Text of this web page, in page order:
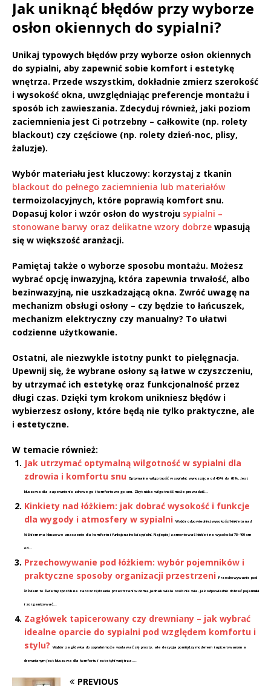
Jak uniknąć błędów przy wyborze
osłon okiennych do sypialni?
Unikaj typowych błędów przy wyborze osłon okiennych
do sypialni, aby zapewnić sobie komfort i estetykę
wnętrza. Przede wszystkim, dokładnie zmierz szerokość
i wysokość okna, uwzględniając preferencje montażu i
sposób ich zawieszania. Zdecyduj również, jaki poziom
zaciemnienia jest Ci potrzebny – całkowite (np. rolety
blackout) czy częściowe (np. rolety dzień-noc, plisy,
żaluzje).
Wybór materiału jest kluczowy: korzystaj z tkanin
blackout do pełnego zaciemnienia lub materiałów
termoizolacyjnych, które poprawią komfort snu.
Dopasuj kolor i wzór osłon do wystroju sypialni –
stonowane barwy oraz delikatne wzory dobrze wpasują
się w większość aranżacji.
Pamiętaj także o wyborze sposobu montażu. Możesz
wybrać opcję inwazyjną, która zapewnia trwałość, albo
bezinwazyjną, nie uszkadzającą okna. Zwróć uwagę na
mechanizm obsługi osłony – czy będzie to łańcuszek,
mechanizm elektryczny czy manualny? To ułatwi
codzienne użytkowanie.
Ostatni, ale niezwykle istotny punkt to pielęgnacja.
Upewnij się, że wybrane osłony są łatwe w czyszczeniu,
by utrzymać ich estetykę oraz funkcjonalność przez
długi czas. Dzięki tym krokom unikniesz błędów i
wybierzesz osłony, które będą nie tylko praktyczne, ale
i estetyczne.
W temacie również:
Jak utrzymać optymalną wilgotność w sypialni dla
zdrowia i komfortu snu
Optymalna wilgotność w sypialni, wynosząca od 40% do 60%, jest
kluczowa dla zapewnienia zdrowego i komfortowego snu. Zbyt niska wilgotność może prowadzić...
Kinkiety nad łóżkiem: jak dobrać wysokość i funkcje
dla wygody i atmosfery w sypialni
Wybór odpowiedniej wysokości kinkietu nad
łóżkiem ma kluczowe znaczenie dla komfortu i funkcjonalności sypialni. Najlepiej zamontować kinkiet na wysokości 75–100 cm
od...
Przechowywanie pod łóżkiem: wybór pojemników i
praktyczne sposoby organizacji przestrzeni
Przechowywanie pod
łóżkiem to świetny sposób na zaoszczędzenie przestrzeni w domu, jednak wiele osób nie wie, jak odpowiednio dobrać pojemniki
i zorganizować...
Zagłówek tapicerowany czy drewniany – jak wybrać
idealne oparcie do sypialni pod względem komfortu i
stylu?
Wybór zagłówka do sypialni może wydawać się prosty, ale decyzja pomiędzy modelem tapicerowanym a
drewnianym jest kluczowa dla komfortu i estetyki wnętrza....
PREVIOUS